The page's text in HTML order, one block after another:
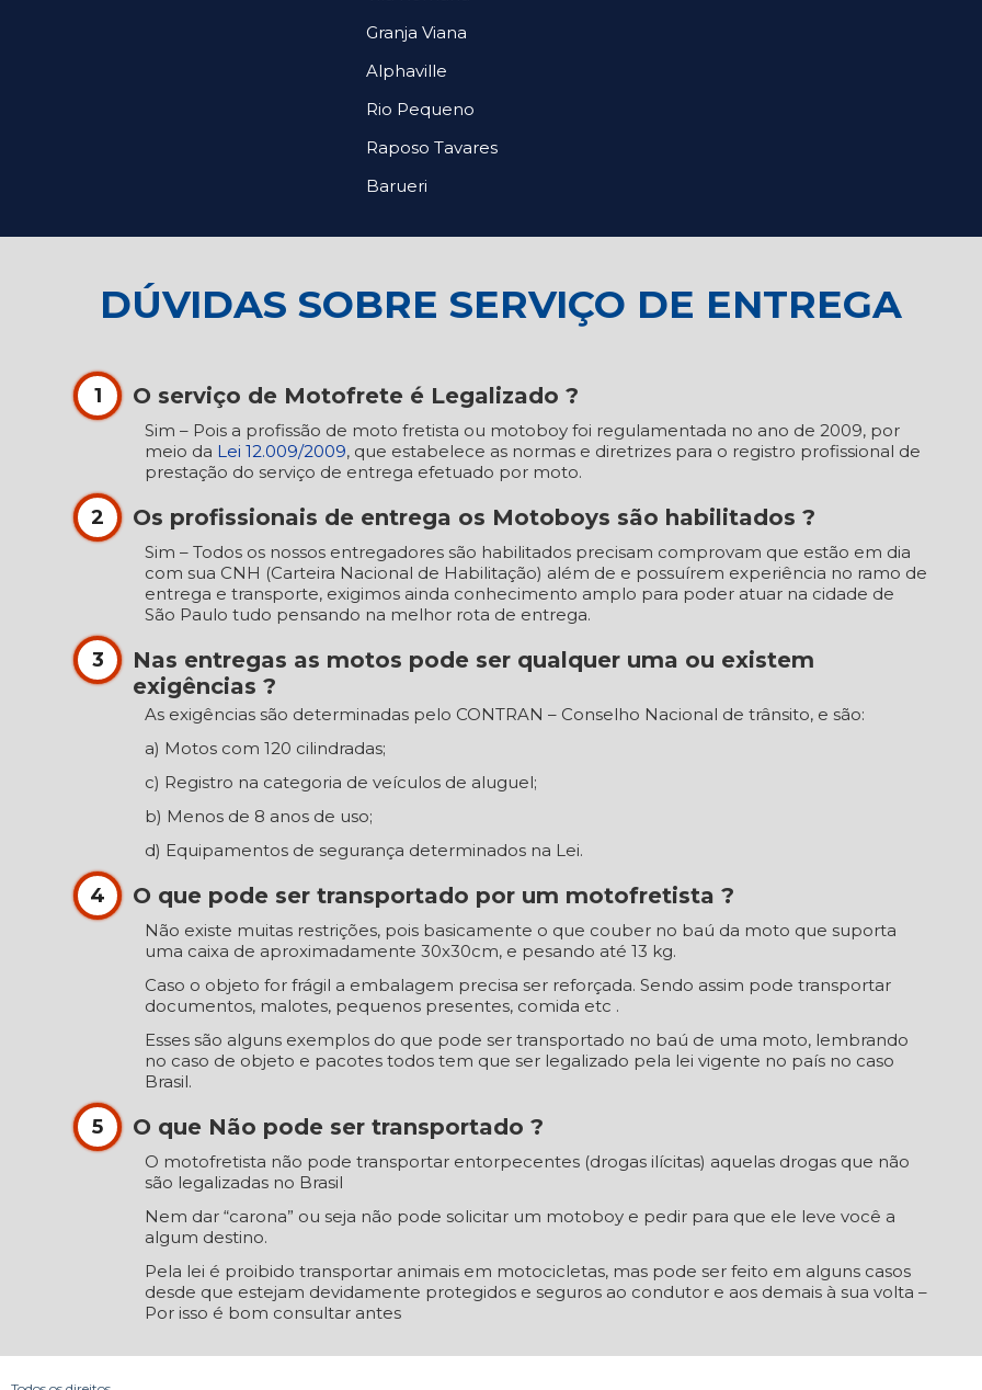
Granja Viana
Alphaville
Rio Pequeno
Raposo Tavares
Barueri
DÚVIDAS SOBRE SERVIÇO DE ENTREGA
1 O serviço de Motofrete é Legalizado ?
Sim – Pois a profissão de moto fretista ou motoboy foi regulamentada no ano de 2009, por
meio da Lei 12.009/2009, que estabelece as normas e diretrizes para o registro profissional de
prestação do serviço de entrega efetuado por moto.
2 Os profissionais de entrega os Motoboys são habilitados ?
Sim – Todos os nossos entregadores são habilitados precisam comprovam que estão em dia
com sua CNH (Carteira Nacional de Habilitação) além de e possuírem experiência no ramo de
entrega e transporte, exigimos ainda conhecimento amplo para poder atuar na cidade de
São Paulo tudo pensando na melhor rota de entrega.
3
Nas entregas as motos pode ser qualquer uma ou existem
exigências ?
As exigências são determinadas pelo CONTRAN – Conselho Nacional de trânsito, e são:
a) Motos com 120 cilindradas;
c) Registro na categoria de veículos de aluguel;
b) Menos de 8 anos de uso;
d) Equipamentos de segurança determinados na Lei.
4 O que pode ser transportado por um motofretista ?
Não existe muitas restrições, pois basicamente o que couber no baú da moto que suporta
uma caixa de aproximadamente 30x30cm, e pesando até 13 kg.
Caso o objeto for frágil a embalagem precisa ser reforçada. Sendo assim pode transportar
documentos, malotes, pequenos presentes, comida etc .
Esses são alguns exemplos do que pode ser transportado no baú de uma moto, lembrando
no caso de objeto e pacotes todos tem que ser legalizado pela lei vigente no país no caso
Brasil.
5 O que Não pode ser transportado ?
O motofretista não pode transportar entorpecentes (drogas ilícitas) aquelas drogas que não
são legalizadas no Brasil
Nem dar “carona” ou seja não pode solicitar um motoboy e pedir para que ele leve você a
algum destino.
Pela lei é proibido transportar animais em motocicletas, mas pode ser feito em alguns casos
desde que estejam devidamente protegidos e seguros ao condutor e aos demais à sua volta –
Por isso é bom consultar antes